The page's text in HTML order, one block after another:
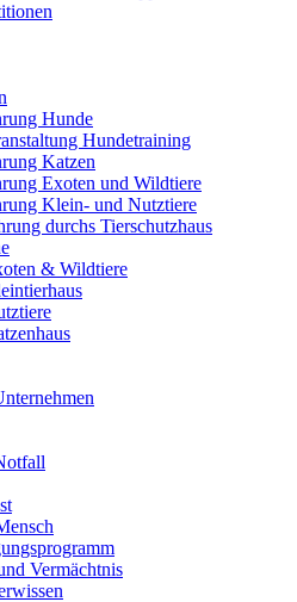
Hunde
Hundetraining
Katzen
Exoten und Wildtiere
Klein- und Nutztiere
durchs Tierschutzhaus
& Wildtiere
Vermächtnis